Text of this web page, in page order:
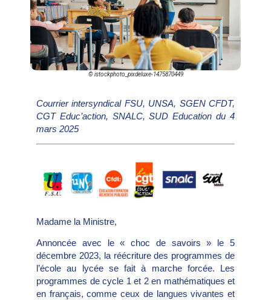
© istockphoto_pixdeluxe-1475870449
Courrier intersyndical FSU, UNSA, SGEN CFDT,
CGT Educ’action, SNALC, SUD Education du 4
mars 2025
Madame la Ministre,
Annoncée avec le « choc de savoirs » le 5
décembre 2023, la réécriture des programmes de
l’école au lycée se fait à marche forcée. Les
programmes de cycle 1 et 2 en mathématiques et
en français, comme ceux de langues vivantes et